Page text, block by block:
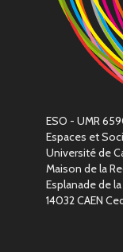
ESO - UMR
Espaces et
Université de
Maison de la
Esplanade de la
14032 CAEN